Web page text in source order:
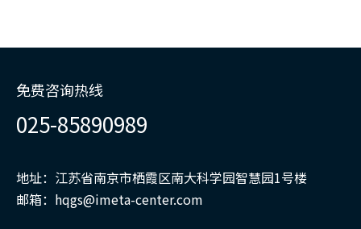
免费咨询热线
025-85890989
地址：江苏省南京市栖霞区南大科学园智慧园1号楼
邮箱： hqgs@imeta-center.com